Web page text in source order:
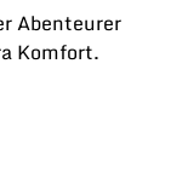
Abenteurer
Komfort.